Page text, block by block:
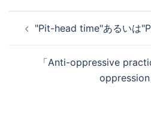
"Pit-head time"あるいは
「Anti-oppressive
oppression